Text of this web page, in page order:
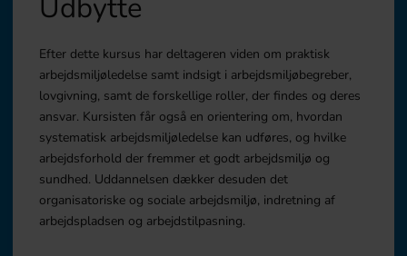
Udbytte
Efter dette kursus har deltageren viden om praktisk
arbejdsmiljøledelse samt indsigt i arbejdsmiljøbegreber,
lovgivning, samt de forskellige roller, der findes og deres
ansvar. Kursisten får også en orientering om, hvordan
systematisk arbejdsmiljøledelse kan udføres, og hvilke
arbejdsforhold der fremmer et godt arbejdsmiljø og
sundhed. Uddannelsen dækker desuden det
organisatoriske og sociale arbejdsmiljø, indretning af
arbejdspladsen og arbejdstilpasning.